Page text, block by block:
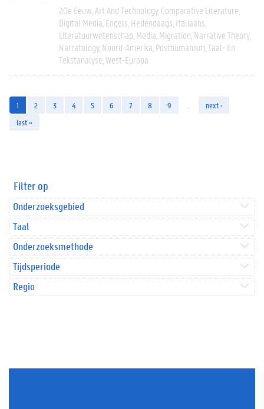
20e Eeuw Art And Technology Comparative Literature
Digital Media Engels Hedendaags Italiaans
Literatuurwetenschap Media Migration Narrative Theory
Narratology Noord-Amerika Posthumanism Taal- En
Tekstanalyse West-Europa
1 2 3 4 5 6 7 8 9
next ›
last »
Filter op
Onderzoeksgebied
Taal
Onderzoeksmethode
Tijdsperiode
Regio